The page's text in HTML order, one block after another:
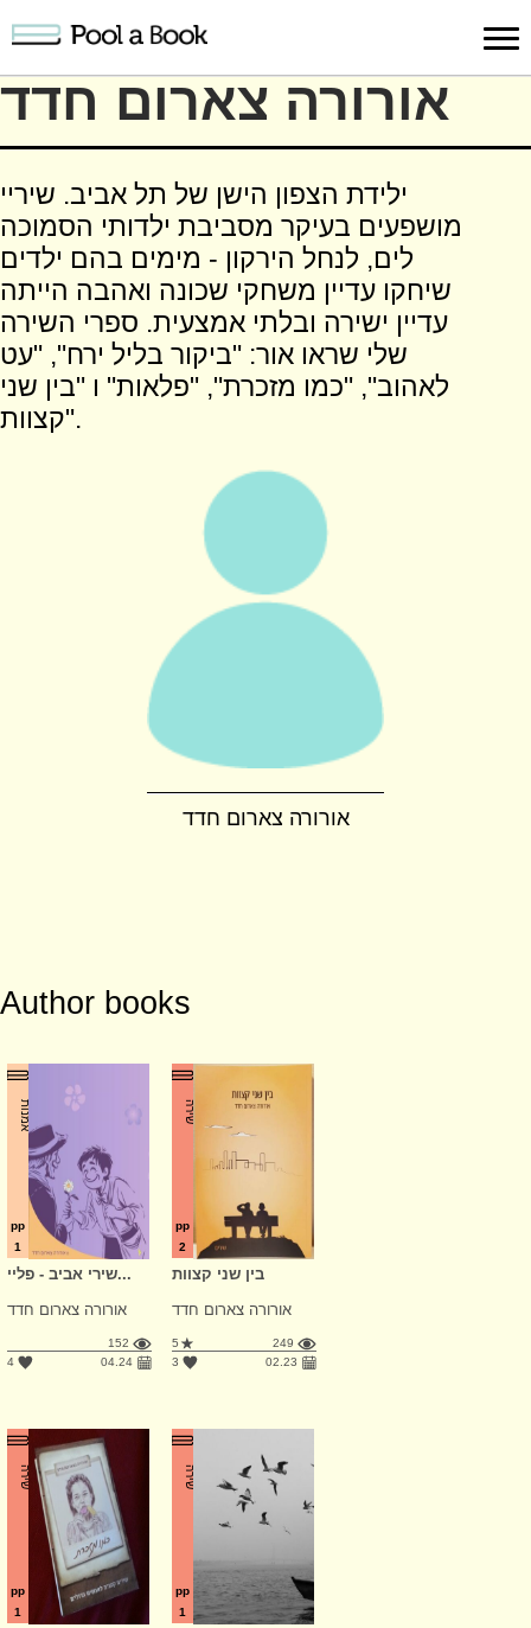
Sign in
Publish
Book
Search
Book
Register
About
Us
אורורה צארום חדד
ילידת הצפון הישן של תל אביב. שיריי
מושפעים בעיקר מסביבת ילדותי הסמוכה
לים, לנחל הירקון - מימים בהם ילדים
שיחקו עדיין משחקי שכונה ואהבה הייתה
עדיין ישירה ובלתי אמצעית. ספרי השירה
שלי שראו אור: "ביקור בליל ירח", "עט
לאהוב", "כמו מזכרת", "פלאות" ו "בין שני
קצוות".
אורורה צארום חדד
Author books
אמנות
pp
1
שירי אביב - פליי...
אורורה צארום חדד
152
04.24
4
שירה
pp
2
בין שני קצוות
אורורה צארום חדד
249
5
02.23
3
שירה
pp
1
שירה
pp
1